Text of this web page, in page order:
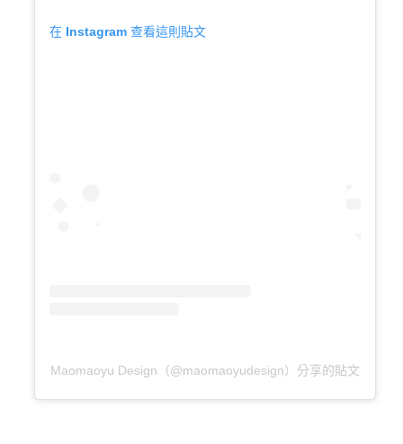
在 Instagram 查看這則貼文
Maomaoyu Design（@maomaoyudesign）分享的貼文